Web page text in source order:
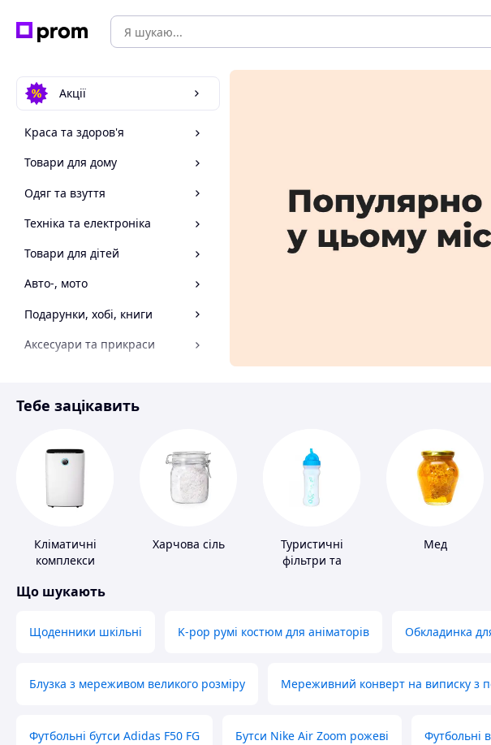
Акції
Краса та здоров'я
Товари для дому
Одяг та взуття
Техніка та електроніка
Товари для дітей
Авто-, мото
Подарунки, хобі, книги
Аксесуари та прикраси
Спорт і відпочинок
Тебе зацікавить
Кліматичні
комплекси
Харчова сіль
Туристичні
фільтри та
Мед
Що шукають
Щоденники шкільні K-pop румі костюм для аніматорів Обкладинка
Блузка з мереживом великого розміру Мереживний конверт на виписку з
Футбольні бутси Adidas F50 FG Бутси Nike Air Zoom рожеві Футбольні